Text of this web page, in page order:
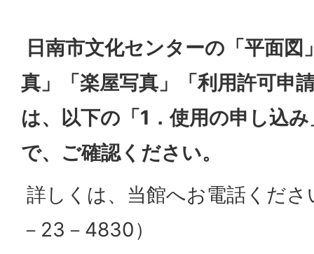
日南市文化センターの「平面図
真」「楽屋写真」「利用許可申
は、以下の「1．使用の申し込
で、ご確認ください。
詳しくは、当館へお電話くだ
－23－4830）